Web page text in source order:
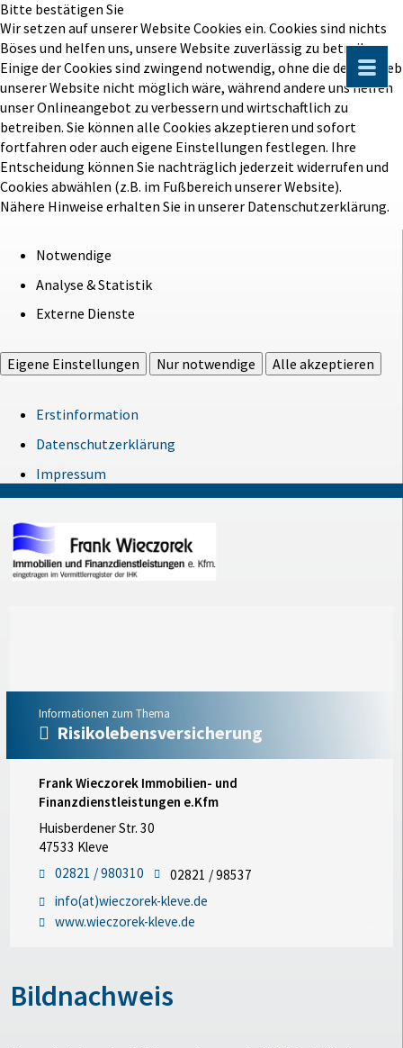
Bitte bestätigen Sie
Wir setzen auf unserer Website Cookies ein. Cookies sind nichts
Böses und helfen uns, unsere Website zuverlässig zu betreiben.
Einige der Cookies sind zwingend notwendig, ohne die der Betrieb
unserer Website nicht möglich wäre, während andere uns helfen
unser Onlineangebot zu verbessern und wirtschaftlich zu
betreiben. Sie können alle Cookies akzeptieren und sofort
fortfahren oder auch eigene Einstellungen festlegen. Ihre
Entscheidung können Sie nachträglich jederzeit widerrufen und
Cookies abwählen (z.B. im Fußbereich unserer Website).
Nähere Hinweise erhalten Sie in unserer Datenschutzerklärung.
Notwendige
Analyse & Statistik
Externe Dienste
Eigene Einstellungen Nur notwendige Alle akzeptieren
Erstinformation
Datenschutzerklärung
Impressum
Informationen zum Thema
Risikolebensversicherung
Frank Wieczorek Immobilien- und
Finanzdienstleistungen e.Kfm
Huisberdener Str. 30
47533 Kleve
02821 / 980310
02821 / 98537
info(at)wieczorek-kleve.de
www.wieczorek-kleve.de
Bildnachweis